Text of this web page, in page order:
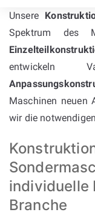
Unsere
Spektrum des
entwickeln
Maschinen neuen
wir die
individuelle
Branche